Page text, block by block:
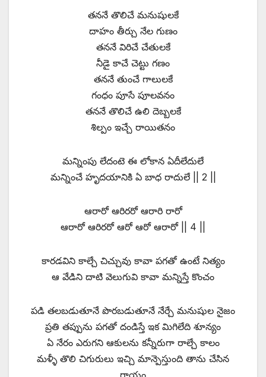
తననే తొలిచే మనుషులకే
దాహం తీర్చు నేల గుణం
తననే విరిచే చేతులకే
నీడై కాచే చెట్టు గణం
తననే తుంచే గాలులకే
గంధం పూసే పూలవనం
తననే తొలిచే ఉలి దెబ్బలకే
శిల్పం ఇచ్చే రాయితనం
మన్నింపు లేదంటె ఈ లోకాన ఏదీలేదులే
మన్నించే హృదయానికి ఏ బాధ రాదులే || 2 ||
ఆరారో ఆరిరరో ఆరారి రారో
ఆరారో ఆరిరరో ఆరో ఆరో ఆరారో || 4 ||
కారడవిని కాల్చే చిచ్చువు కావా పగతో ఉంటే నిత్యం
ఆ వేడిని దాటి వెలుగువి కావా మన్నిస్తే కొంచం
పడి తలబడుతూనే పొరబడుతూనే నేర్చే మనుషుల నైజం
ప్రతి తప్పును పగతో దండిస్తే ఇక మిగిలేది శూన్యం
ఏ నేరం ఎరుగని ఆకులను కన్నీరుగా రాల్చే కాలం
మళ్ళీ తొలి చిగురులు ఇచ్చి మాన్పెస్తుంది తాను చేసిన